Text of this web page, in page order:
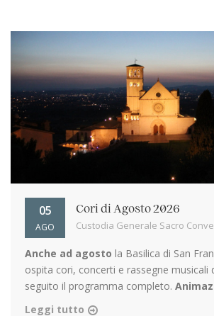
05
AGO
Cori di Agosto 2026
Custodia Generale Sacro
Anche ad agosto la Basilica di San
ospita cori, concerti e rassegne musicali
seguito il programma completo.
Leggi tutto